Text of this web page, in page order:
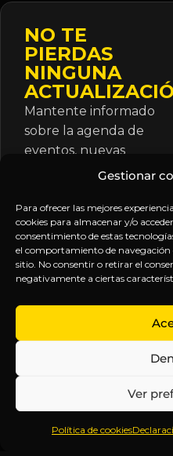
Gestionar
Para ofrecer las mejores
cookies para almacenar y/o
consentimiento de estas
el comportamiento de navegación
sitio. No consentir o retirar el
negativamente a ciertas
Ver
Política de cookies
NO TE
PIERDAS
NINGUNA
Mantente informado
sobre la agenda de
eventos, nuevas
publicaciones y
suscripción.
Inteligencia
Anticipándonos
Inicio
Sobre